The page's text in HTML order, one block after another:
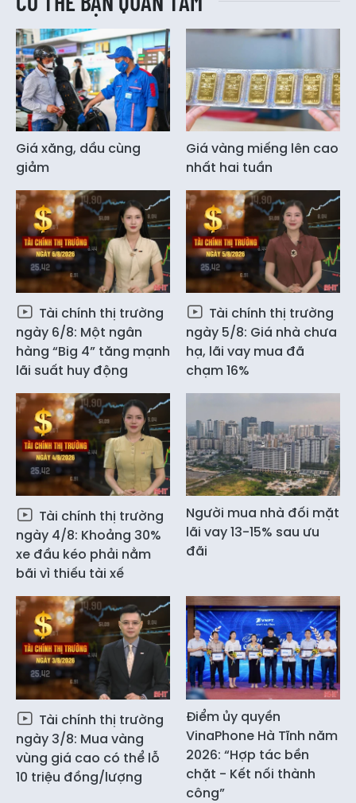
Giá xăng, dầu cùng
giảm
Giá vàng miếng lên cao
nhất hai tuần
Tài chính thị trường
ngày 6/8: Một ngân
hàng “Big 4” tăng mạnh
lãi suất huy động
Tài chính thị trường
ngày 5/8: Giá nhà chưa
hạ, lãi vay mua đã
chạm 16%
Tài chính thị trường
ngày 4/8: Khoảng 30%
xe đầu kéo phải nằm
bãi vì thiếu tài xế
Người mua nhà đối mặt
lãi vay 13-15% sau ưu
đãi
Tài chính thị trường
ngày 3/8: Mua vàng
vùng giá cao có thể lỗ
10 triệu đồng/lượng
Điểm ủy quyền
VinaPhone Hà Tĩnh năm
2026: “Hợp tác bền
chặt - Kết nối thành
công”